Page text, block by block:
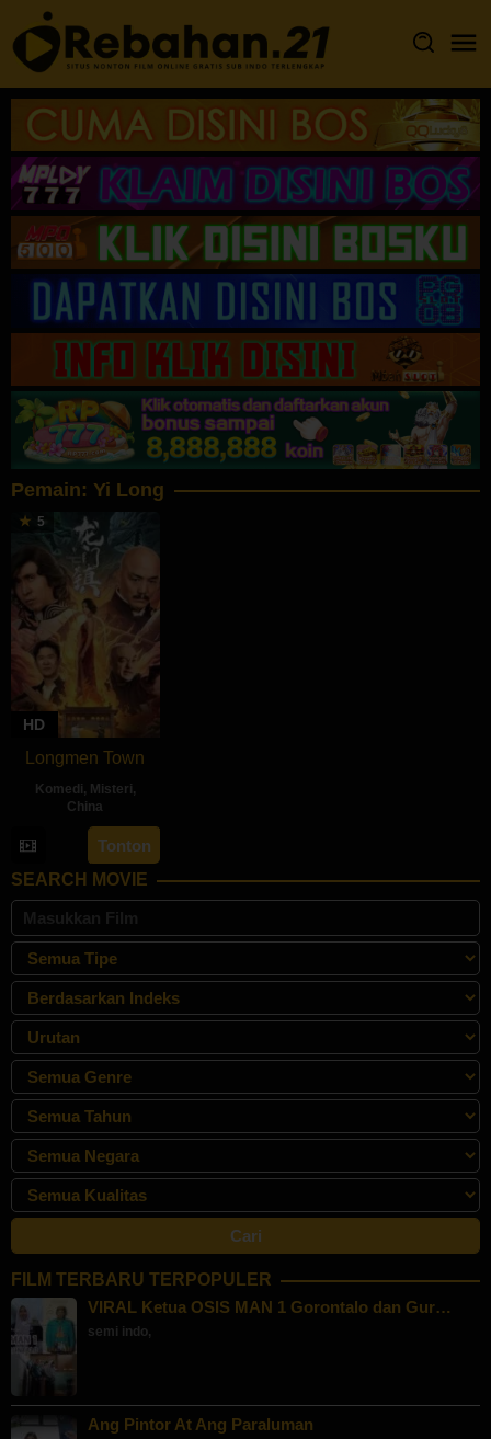
Loncat
ke
konten
Pemain: Yi Long
5
HD
Longmen Town
Komedi , Misteri ,
China
May
2023
Han
Zhao
Tonton
SEARCH MOVIE
FILM TERBARU TERPOPULER
VIRAL Ketua OSIS MAN 1 Gorontalo dan Gur…
semi indo,
Ang Pintor At Ang Paraluman